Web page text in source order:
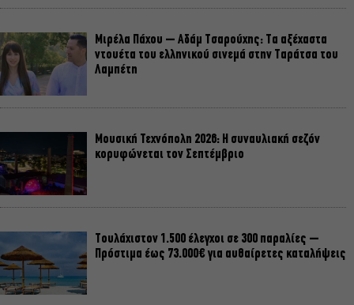
Μιρέλα Πάχου – Αδάμ Τσαρούχης: Τα αξέχαστα
ντουέτα του ελληνικού σινεμά στην Ταράτσα του
Λαμπέτη
Μουσική Τεχνόπολη 2026: Η συναυλιακή σεζόν
κορυφώνεται τον Σεπτέμβριο
Τουλάχιστον 1.500 έλεγχοι σε 300 παραλίες –
Πρόστιμα έως 73.000€ για αυθαίρετες καταλήψεις